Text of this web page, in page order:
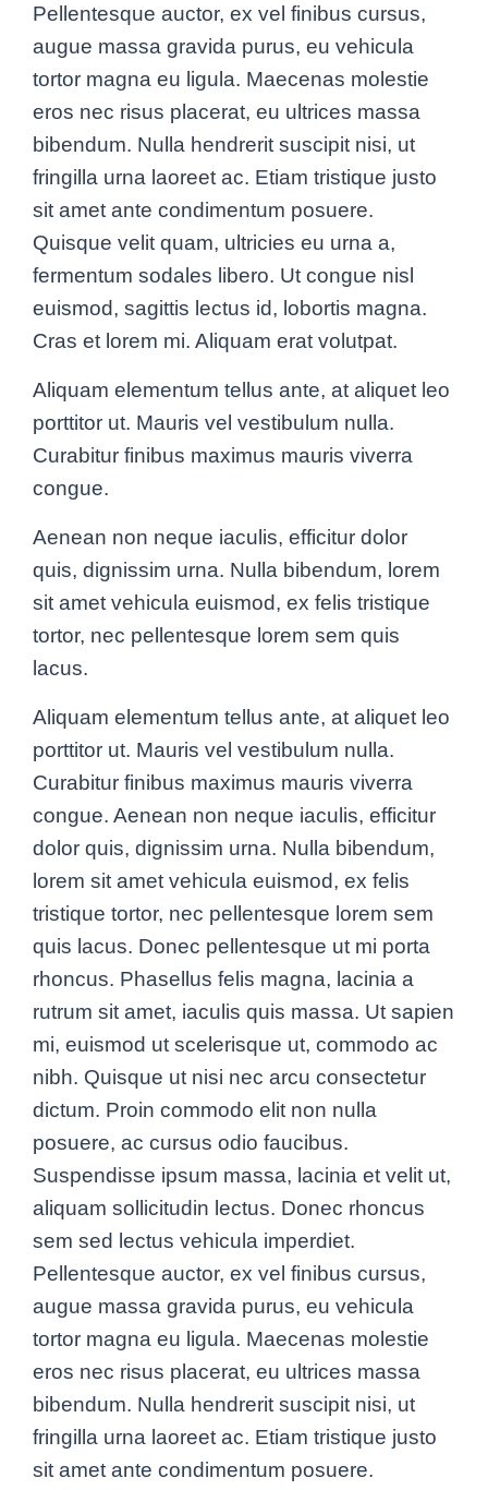
Pellentesque auctor, ex vel finibus cursus,
augue massa gravida purus, eu vehicula
tortor magna eu ligula. Maecenas molestie
eros nec risus placerat, eu ultrices massa
bibendum. Nulla hendrerit suscipit nisi, ut
fringilla urna laoreet ac. Etiam tristique justo
sit amet ante condimentum posuere.
Quisque velit quam, ultricies eu urna a,
fermentum sodales libero. Ut congue nisl
euismod, sagittis lectus id, lobortis magna.
Cras et lorem mi. Aliquam erat volutpat.
Aliquam elementum tellus ante, at aliquet leo
porttitor ut. Mauris vel vestibulum nulla.
Curabitur finibus maximus mauris viverra
congue.
Aenean non neque iaculis, efficitur dolor
quis, dignissim urna. Nulla bibendum, lorem
sit amet vehicula euismod, ex felis tristique
tortor, nec pellentesque lorem sem quis
lacus.
Aliquam elementum tellus ante, at aliquet leo
porttitor ut. Mauris vel vestibulum nulla.
Curabitur finibus maximus mauris viverra
congue. Aenean non neque iaculis, efficitur
dolor quis, dignissim urna. Nulla bibendum,
lorem sit amet vehicula euismod, ex felis
tristique tortor, nec pellentesque lorem sem
quis lacus. Donec pellentesque ut mi porta
rhoncus. Phasellus felis magna, lacinia a
rutrum sit amet, iaculis quis massa. Ut sapien
mi, euismod ut scelerisque ut, commodo ac
nibh. Quisque ut nisi nec arcu consectetur
dictum. Proin commodo elit non nulla
posuere, ac cursus odio faucibus.
Suspendisse ipsum massa, lacinia et velit ut,
aliquam sollicitudin lectus. Donec rhoncus
sem sed lectus vehicula imperdiet.
Pellentesque auctor, ex vel finibus cursus,
augue massa gravida purus, eu vehicula
tortor magna eu ligula. Maecenas molestie
eros nec risus placerat, eu ultrices massa
bibendum. Nulla hendrerit suscipit nisi, ut
fringilla urna laoreet ac. Etiam tristique justo
sit amet ante condimentum posuere.